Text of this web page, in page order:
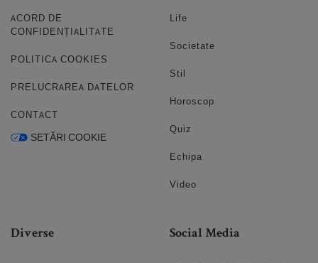
ACORD DE
CONFIDENȚIALITATE
POLITICA COOKIES
PRELUCRAREA DATELOR
CONTACT
SETĂRI COOKIE
Life
Societate
Stil
Horoscop
Quiz
Echipa
Video
Diverse Social Media